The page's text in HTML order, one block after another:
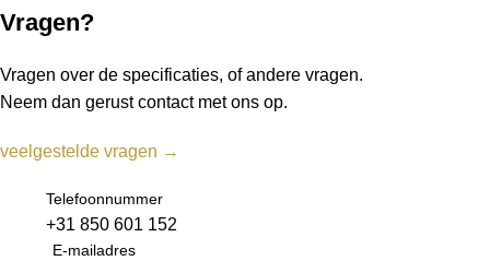
Vragen?
Vragen over de specificaties, of andere vragen.
Neem dan gerust contact met ons op.
veelgestelde vragen →
Telefoonnummer
+31 850 601 152
E-mailadres